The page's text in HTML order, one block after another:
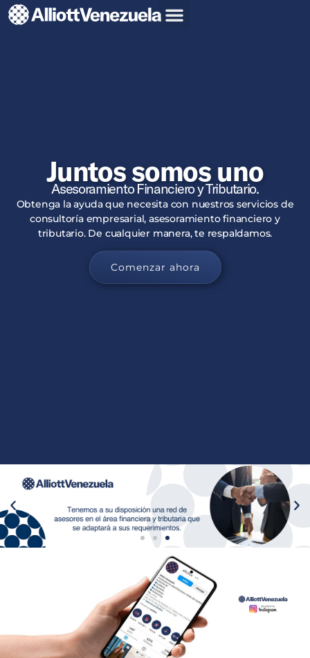
Juntos somos uno
Asesoramiento Financiero y Tributario.
Obtenga la ayuda que necesita con nuestros servicios de
consultoría empresarial, asesoramiento financiero y
tributario. De cualquier manera, te respaldamos.
Comenzar ahora